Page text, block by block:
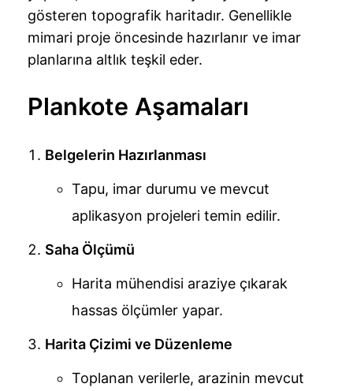
gösteren topografik haritadır. Genellikle
mimari proje öncesinde hazırlanır ve imar
planlarına altlık teşkil eder.
Plankote Aşamaları
Belgelerin Hazırlanması
Tapu, imar durumu ve mevcut
aplikasyon projeleri temin edilir.
Saha Ölçümü
Harita mühendisi araziye çıkarak
hassas ölçümler yapar.
Harita Çizimi ve Düzenleme
Toplanan verilerle, arazinin mevcut